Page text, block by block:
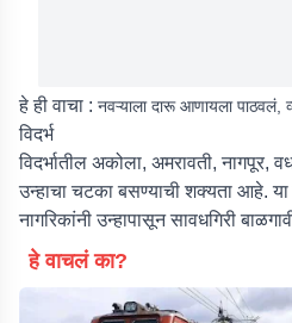
हे ही वाचा : नवऱ्याला दारू आणायला पाठवलं,
विदर्भ
विदर्भातील अकोला, अमरावती, नागपूर,
उन्हाचा चटका बसण्याची शक्यता आहे. या
नागरिकांनी उन्हापासून सावधगिरी
हे वाचलं का?